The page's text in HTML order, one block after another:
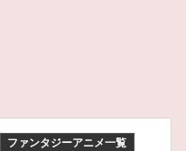
ファンタジーアニメ一覧